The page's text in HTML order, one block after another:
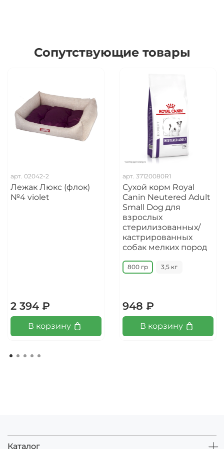
Сопутствующие товары
арт. 02042-2
Лежак Люкс (флок)
№4 violet
2 394 ₽
В корзину
арт. 37120080R1
Сухой корм Royal
Canin Neutered Adult
Small Dog для
взрослых
стерилизованных/
кастрированных
собак мелких пород
800 гр 3,5 кг
948 ₽
В корзину
Каталог